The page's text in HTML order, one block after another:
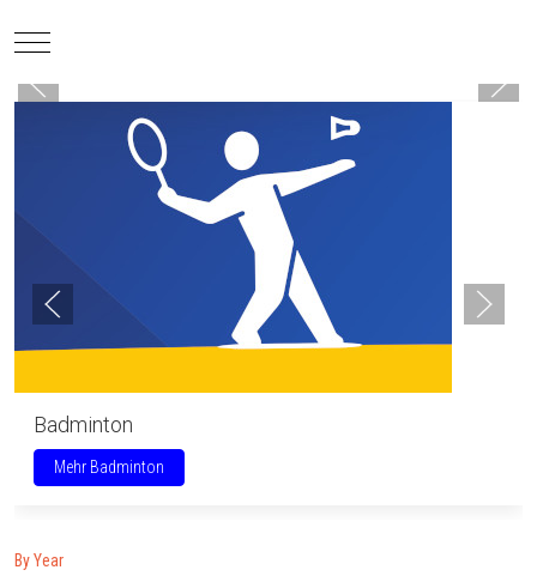
Mobile Menu Toggle
Badminton
Mehr Badminton
By Year